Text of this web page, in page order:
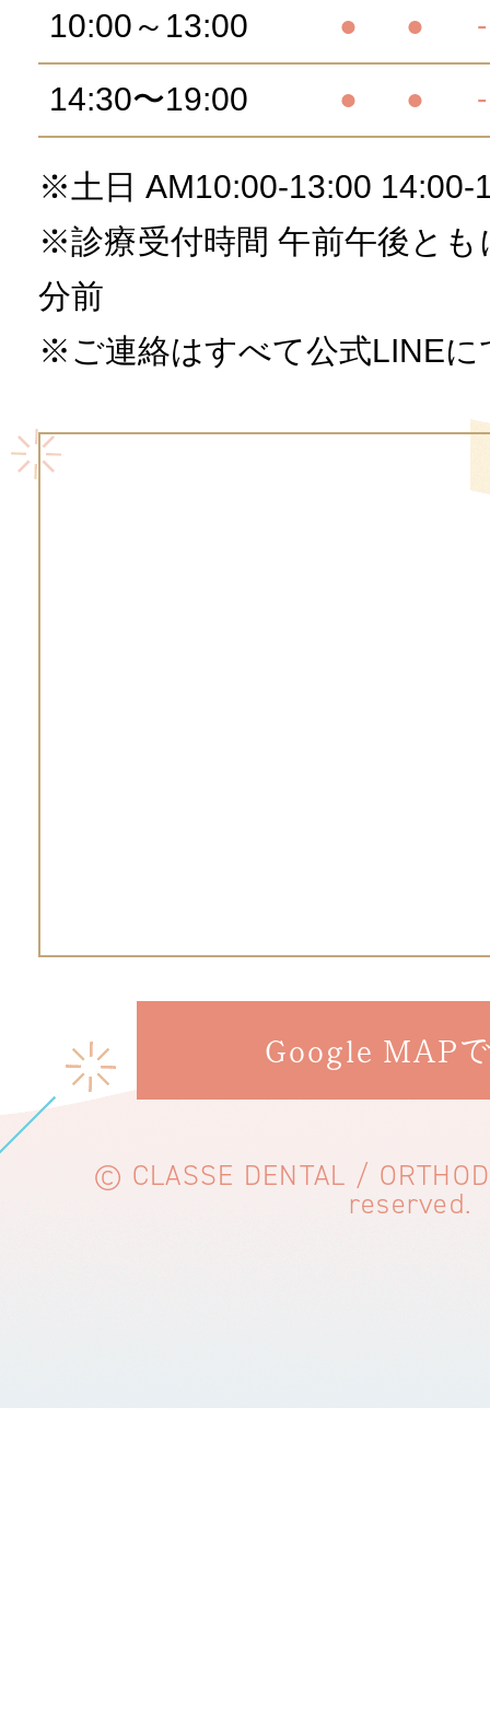
10:00～13:00 ● ● -
14:30〜19:00 ● ● -
※土日 AM10:00-13:00 14:00-
※診療受付時間 午前午後とも
分前
※ご連絡はすべて公式LINEに
Google MAP
© CLASSE DENTAL /
reserved.